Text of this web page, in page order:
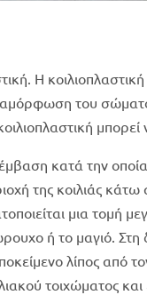
Η
του
κατά την
της κοιλιάς
μια τομή
ή το μαγιό. Στη
λίπος από
τοιχώματος